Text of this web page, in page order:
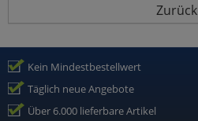
Zurück
Kein Mindestbestellwert
Täglich neue Angebote
Über 6.000 lieferbare Artikel